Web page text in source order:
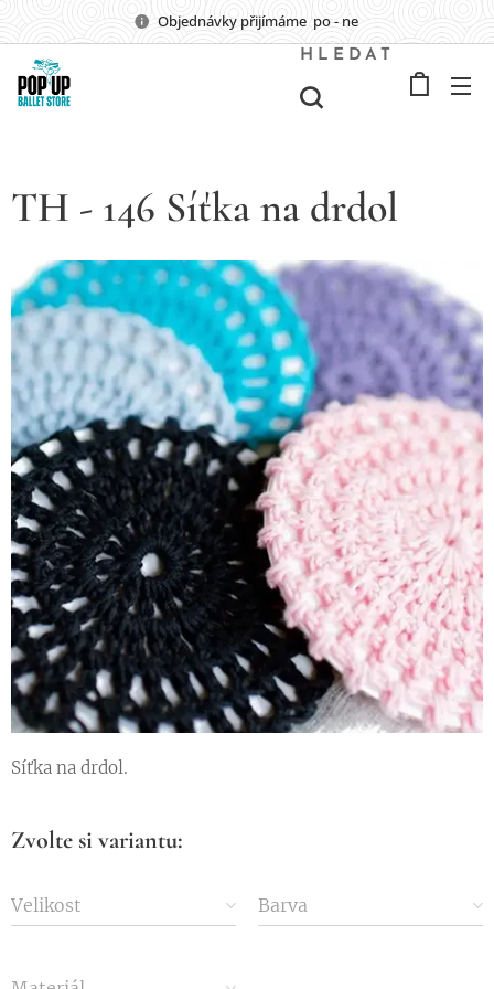
Objednávky přijímáme po - ne
HLEDAT
TH - 146 Síťka na drdol
Síťka na drdol.
Zvolte si variantu:
Velikost Barva